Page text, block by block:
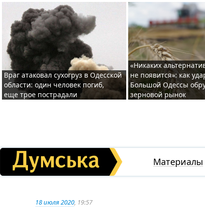
Враг атаковал сухогруз в Одесской
области: один человек погиб,
еще трое пострадали
«Никаких
не появится»: как
Большой Одессы
зерновой рынок
Материалы
18 июля 2020, 19:57